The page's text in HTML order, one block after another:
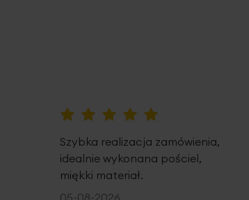
Szybka realizacja zamówienia,
idealnie wykonana pościel,
miękki materiał.
05-08-2026